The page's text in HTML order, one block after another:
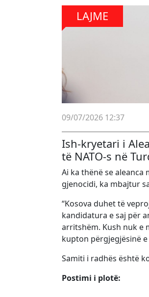
LAJME
09/07/2026 12:37
Ish-kryetari i
të NATO-s në
Ai ka thënë se
gjenocidi, ka mbajtur
“Kosova duhet të
kandidatura e saj për
arritshëm. Kush nuk e
kupton përgjegjësinë
Samiti i radhës është
Postimi i plotë: